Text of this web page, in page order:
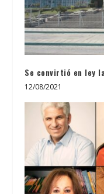
Se convirtió en ley
12/08/2021